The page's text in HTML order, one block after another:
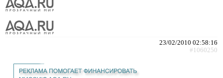
23/02/2010 02:58:16
#1060250